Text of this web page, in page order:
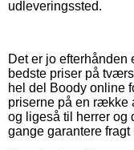
udleveringssted.
Det er jo efterhånden
bedste priser på
hel del Boody online
priserne på en række
og ligeså til herrer og
gange garantere fragt